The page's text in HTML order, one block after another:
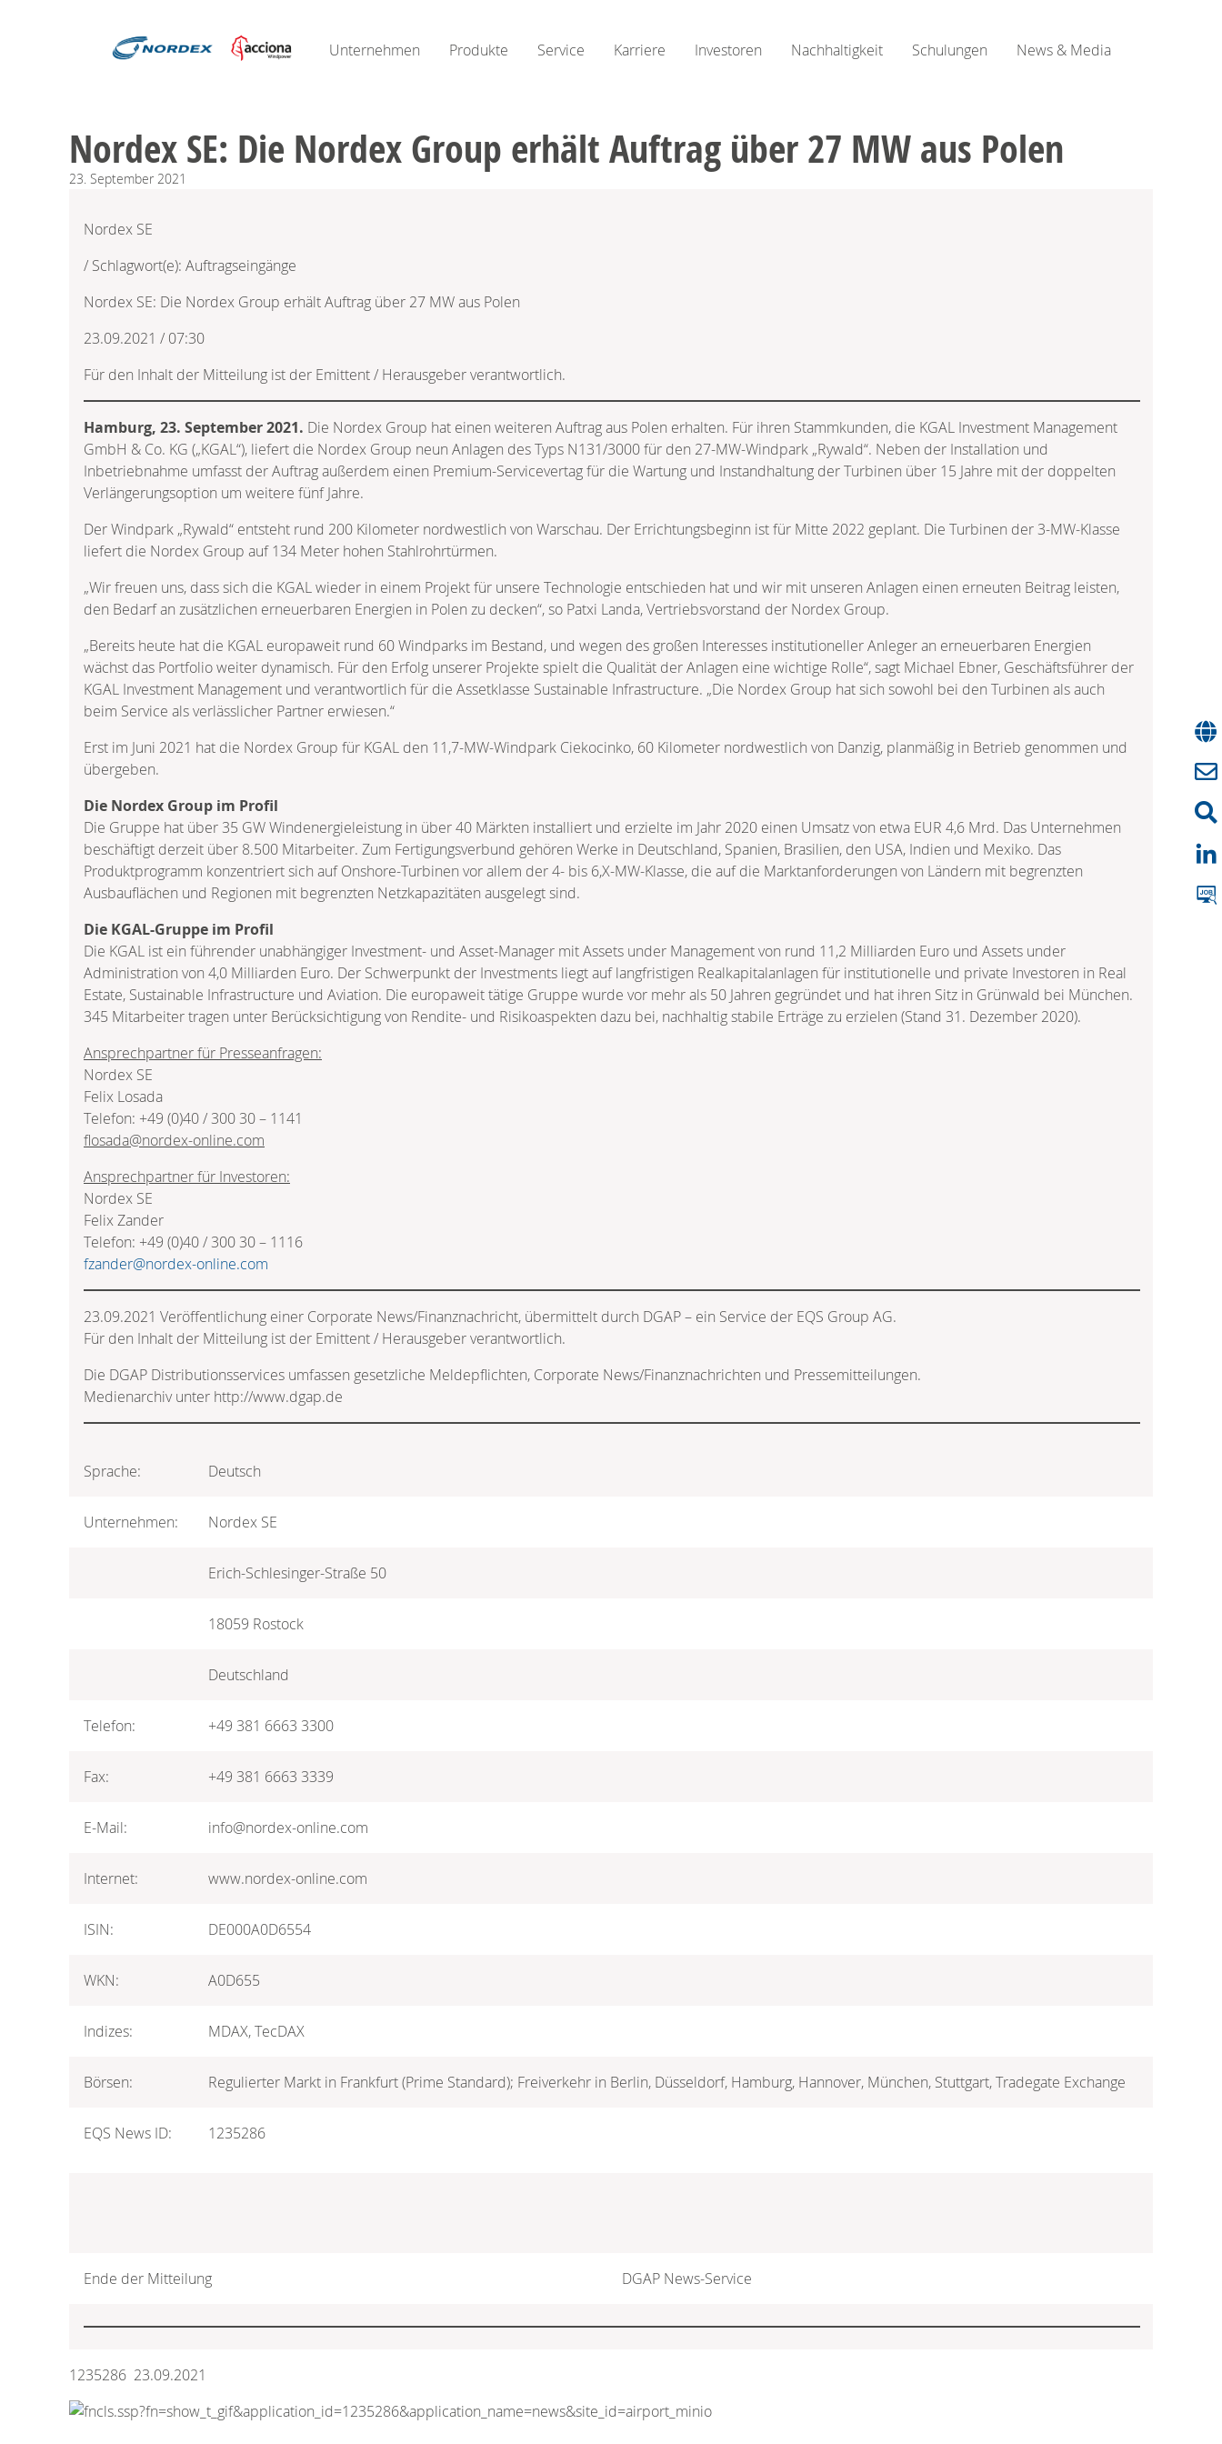
Unternehmen Produkte Service Karriere Investoren Nachhaltigkeit Schulungen News & Media
Nordex SE: Die Nordex Group erhält Auftrag über 27 MW aus Polen
23. September 2021
Nordex SE
/ Schlagwort(e): Auftragseingänge
Nordex SE: Die Nordex Group erhält Auftrag über 27 MW aus Polen
23.09.2021 / 07:30
Für den Inhalt der Mitteilung ist der Emittent / Herausgeber verantwortlich.
Hamburg, 23. September 2021. Die Nordex Group hat einen weiteren Auftrag aus Polen erhalten. Für ihren Stammkunden, die KGAL Investment Management
GmbH & Co. KG („KGAL“), liefert die Nordex Group neun Anlagen des Typs N131/3000 für den 27-MW-Windpark „Rywald“. Neben der Installation und
Inbetriebnahme umfasst der Auftrag außerdem einen Premium-Servicevertag für die Wartung und Instandhaltung der Turbinen über 15 Jahre mit der doppelten
Verlängerungsoption um weitere fünf Jahre.
Der Windpark „Rywald“ entsteht rund 200 Kilometer nordwestlich von Warschau. Der Errichtungsbeginn ist für Mitte 2022 geplant. Die Turbinen der 3-MW-Klasse
liefert die Nordex Group auf 134 Meter hohen Stahlrohrtürmen.
„Wir freuen uns, dass sich die KGAL wieder in einem Projekt für unsere Technologie entschieden hat und wir mit unseren Anlagen einen erneuten Beitrag leisten,
den Bedarf an zusätzlichen erneuerbaren Energien in Polen zu decken“, so Patxi Landa, Vertriebsvorstand der Nordex Group.
„Bereits heute hat die KGAL europaweit rund 60 Windparks im Bestand, und wegen des großen Interesses institutioneller Anleger an erneuerbaren Energien
wächst das Portfolio weiter dynamisch. Für den Erfolg unserer Projekte spielt die Qualität der Anlagen eine wichtige Rolle“, sagt Michael Ebner, Geschäftsführer der
KGAL Investment Management und verantwortlich für die Assetklasse Sustainable Infrastructure. „Die Nordex Group hat sich sowohl bei den Turbinen als auch
beim Service als verlässlicher Partner erwiesen.“
Erst im Juni 2021 hat die Nordex Group für KGAL den 11,7-MW-Windpark Ciekocinko, 60 Kilometer nordwestlich von Danzig, planmäßig in Betrieb genommen und
übergeben.
Die Nordex Group im Profil
Die Gruppe hat über 35 GW Windenergieleistung in über 40 Märkten installiert und erzielte im Jahr 2020 einen Umsatz von etwa EUR 4,6 Mrd. Das Unternehmen
beschäftigt derzeit über 8.500 Mitarbeiter. Zum Fertigungsverbund gehören Werke in Deutschland, Spanien, Brasilien, den USA, Indien und Mexiko. Das
Produktprogramm konzentriert sich auf Onshore-Turbinen vor allem der 4- bis 6,X-MW-Klasse, die auf die Marktanforderungen von Ländern mit begrenzten
Ausbauflächen und Regionen mit begrenzten Netzkapazitäten ausgelegt sind.
Die KGAL-Gruppe im Profil
Die KGAL ist ein führender unabhängiger Investment- und Asset-Manager mit Assets under Management von rund 11,2 Milliarden Euro und Assets under
Administration von 4,0 Milliarden Euro. Der Schwerpunkt der Investments liegt auf langfristigen Realkapitalanlagen für institutionelle und private Investoren in Real
Estate, Sustainable Infrastructure und Aviation. Die europaweit tätige Gruppe wurde vor mehr als 50 Jahren gegründet und hat ihren Sitz in Grünwald bei München.
345 Mitarbeiter tragen unter Berücksichtigung von Rendite- und Risikoaspekten dazu bei, nachhaltig stabile Erträge zu erzielen (Stand 31. Dezember 2020).
Ansprechpartner für Presseanfragen:
Nordex SE
Felix Losada
Telefon: +49 (0)40 / 300 30 – 1141
flosada@nordex-online.com
Ansprechpartner für Investoren:
Nordex SE
Felix Zander
Telefon: +49 (0)40 / 300 30 – 1116
fzander@nordex-online.com
23.09.2021 Veröffentlichung einer Corporate News/Finanznachricht, übermittelt durch DGAP – ein Service der EQS Group AG.
Für den Inhalt der Mitteilung ist der Emittent / Herausgeber verantwortlich.
Die DGAP Distributionsservices umfassen gesetzliche Meldepflichten, Corporate News/Finanznachrichten und Pressemitteilungen.
Medienarchiv unter http://www.dgap.de
Sprache: Deutsch
Unternehmen: Nordex SE
Erich-Schlesinger-Straße 50
18059 Rostock
Deutschland
Telefon: +49 381 6663 3300
Fax: +49 381 6663 3339
E-Mail: info@nordex-online.com
Internet: www.nordex-online.com
ISIN: DE000A0D6554
WKN: A0D655
Indizes: MDAX, TecDAX
Börsen: Regulierter Markt in Frankfurt (Prime Standard); Freiverkehr in Berlin, Düsseldorf, Hamburg, Hannover, München, Stuttgart, Tradegate Exchange
EQS News ID: 1235286
Ende der Mitteilung DGAP News-Service
1235286 23.09.2021